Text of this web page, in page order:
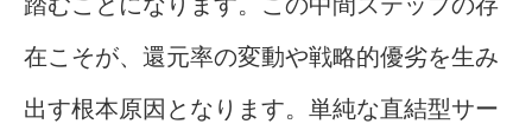
在こそが、還元率の変動や戦略的優劣を生み
出す根本原因となります。単純な直結型サー